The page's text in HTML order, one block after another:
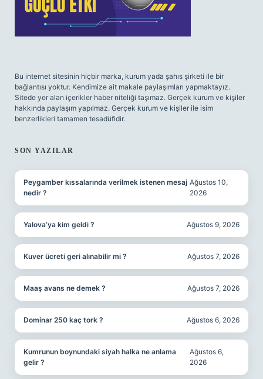
Bu internet sitesinin hiçbir marka, kurum yada şahıs şirketi ile bir
bağlantısı yoktur. Kendimize ait makale paylaşımları yapmaktayız.
Sitede yer alan içerikler haber niteliği taşımaz. Gerçek kurum ve kişiler
hakkında paylaşım yapılmaz. Gerçek kurum ve kişiler ile isim
benzerlikleri tamamen tesadüfidir.
SON YAZILAR
Peygamber kıssalarında verilmek istenen mesaj
nedir ?
Ağustos 10,
2026
Yalova’ya kim geldi ? Ağustos 9, 2026
Kuver ücreti geri alınabilir mi ? Ağustos 7, 2026
Maaş avans ne demek ? Ağustos 7, 2026
Dominar 250 kaç tork ? Ağustos 6, 2026
Kumrunun boynundaki siyah halka ne anlama
gelir ?
Ağustos 6,
2026